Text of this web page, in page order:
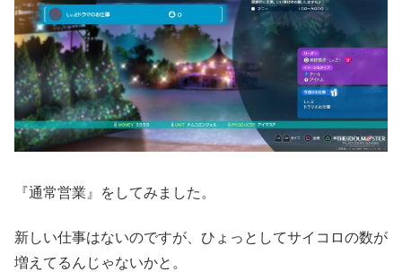
『通常営業』をしてみました。
新しい仕事はないのですが、ひょっとしてサイコロの数が
増えてるんじゃないかと。